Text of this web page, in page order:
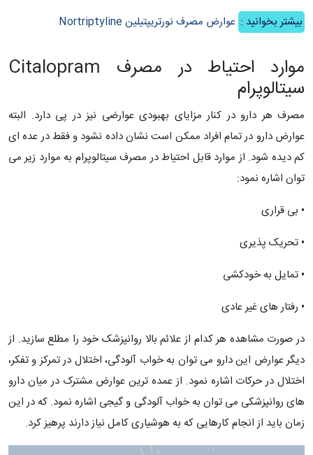
بیشتر بخوانید : عوارض مصرف نورتریپتیلین Nortriptyline
موارد احتیاط در مصرف Citalopram
سیتالوپرام
مصرف هر دارو در کنار مزایای بهبودی عوارضی نیز در پی دارد. البته
عوارض دارو در تمام افراد ممکن است نشان داده نشود و فقط در عده ای
کم دیده شود. از موارد قابل احتیاط در مصرف سیتالوپرام به موارد زیر می
توان اشاره نمود:
• بی قراری
• تحریک پذیری
• تمایل به خودکشی
• رفتار های غیر عادی
در صورت مشاهده هر کدام از علائم بالا روانپزشک خود را مطلع سازید. از
دیگر عوارض این دارو می توان به خواب آلودگی، اختلال در تمرکز و تفکر،
اختلال در حرکات اشاره نمود. از عمده ترین عوارض مشترک در میان دارو
های روانپزشکی می توان به خواب آلودگی و گیجی اشاره نمود. که در این
زمان باید از انجام کارهایی که به هوشیاری کامل نیاز دارند پرهیز کرد.